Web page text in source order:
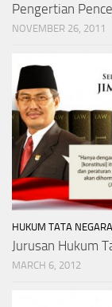
Pengertian
NOVEMBER 26, 2011
HUKUM TATA NEGARA
Jurusan Hukum
MARCH 6, 2012